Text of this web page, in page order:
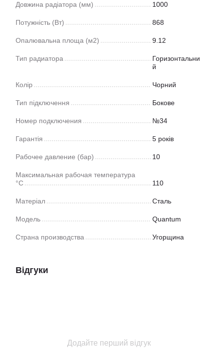
Довжина радіатора (мм) 1000
Потужність (Вт) 868
Опалювальна площа (м2) 9.12
Тип радиатора
Горизонтальни
й
Колір Чорний
Тип підключення Бокове
Номер подключения №34
Гарантія 5 років
Рабочее давление (бар) 10
Максимальная рабочая температура
°C
110
Матеріал Сталь
Модель Quantum
Страна производства Угорщина
Відгуки
Додайте перший відгук